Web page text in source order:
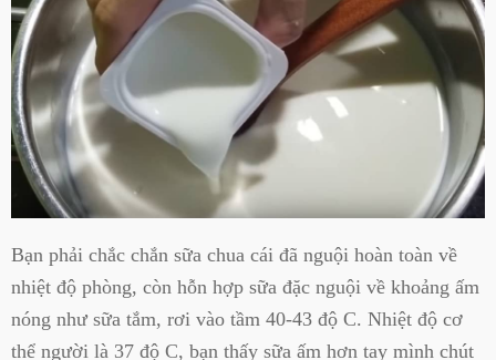
Bạn phải chắc chắn sữa chua cái đã nguội hoàn toàn về
nhiệt độ phòng, còn hỗn hợp sữa đặc nguội về khoảng ấm
nóng như sữa tắm, rơi vào tầm 40-43 độ C. Nhiệt độ cơ
thể người là 37 độ C, bạn thấy sữa ấm hơn tay mình chút